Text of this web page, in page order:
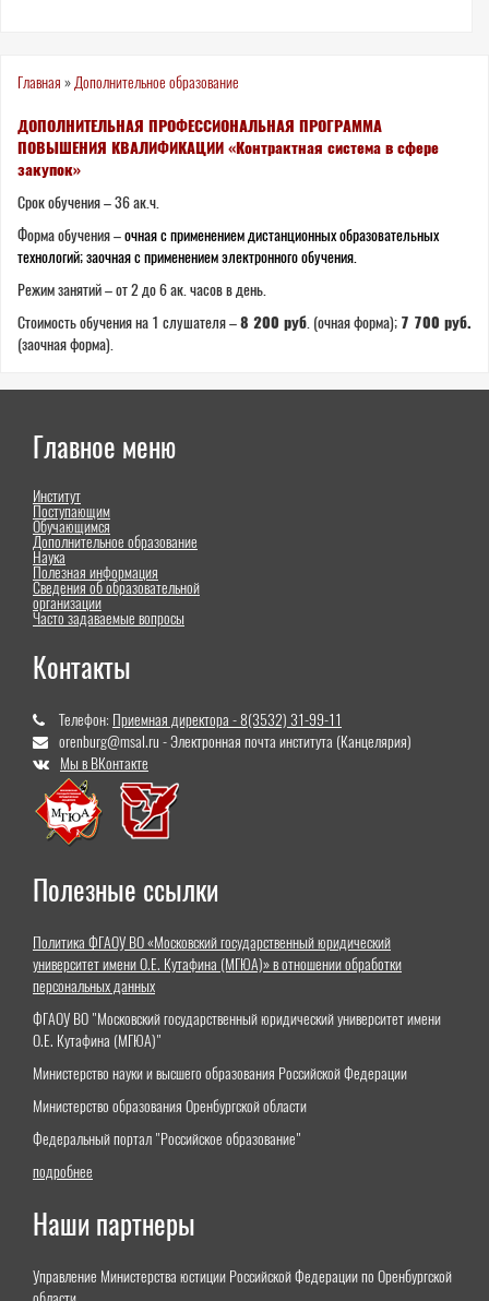
Вы
здесь
Главная » Дополнительное образование
ДОПОЛНИТЕЛЬНАЯ ПРОФЕССИОНАЛЬНАЯ ПРОГРАММА
ПОВЫШЕНИЯ КВАЛИФИКАЦИИ «Контрактная система в сфере
закупок»
Срок обучения – 36 ак.ч.
Форма обучения –очная с применением дистанционных образовательных
технологий; заочная с применением электронного обучения.
Режим занятий – от 2 до 6 ак. часов в день.
Стоимость обучения на 1 слушателя –8 200 руб . (очная форма); 7 700 руб.
(заочная форма).
Главное меню
Институт
Поступающим
Обучающимся
Дополнительное образование
Наука
Полезная информация
Сведения об образовательной
организации
Часто задаваемые вопросы
Контакты
Телефон: Приемная директора - 8(3532) 31-99-11
orenburg@msal.ru - Электронная почта института (Канцелярия)
Мы в ВКонтакте
Полезные ссылки
Политика ФГАОУ ВО «Московский государственный юридический
университет имени О.Е. Кутафина (МГЮА)» в отношении обработки
персональных данных
ФГАОУ ВО "Московский государственный юридический университет имени
О.Е. Кутафина (МГЮА)"
Министерство науки и высшего образования Российской Федерации
Министерство образования Оренбургской области
Федеральный портал "Российское образование"
подробнее
Наши партнеры
Управление Министерства юстиции Российской Федерации по Оренбургской